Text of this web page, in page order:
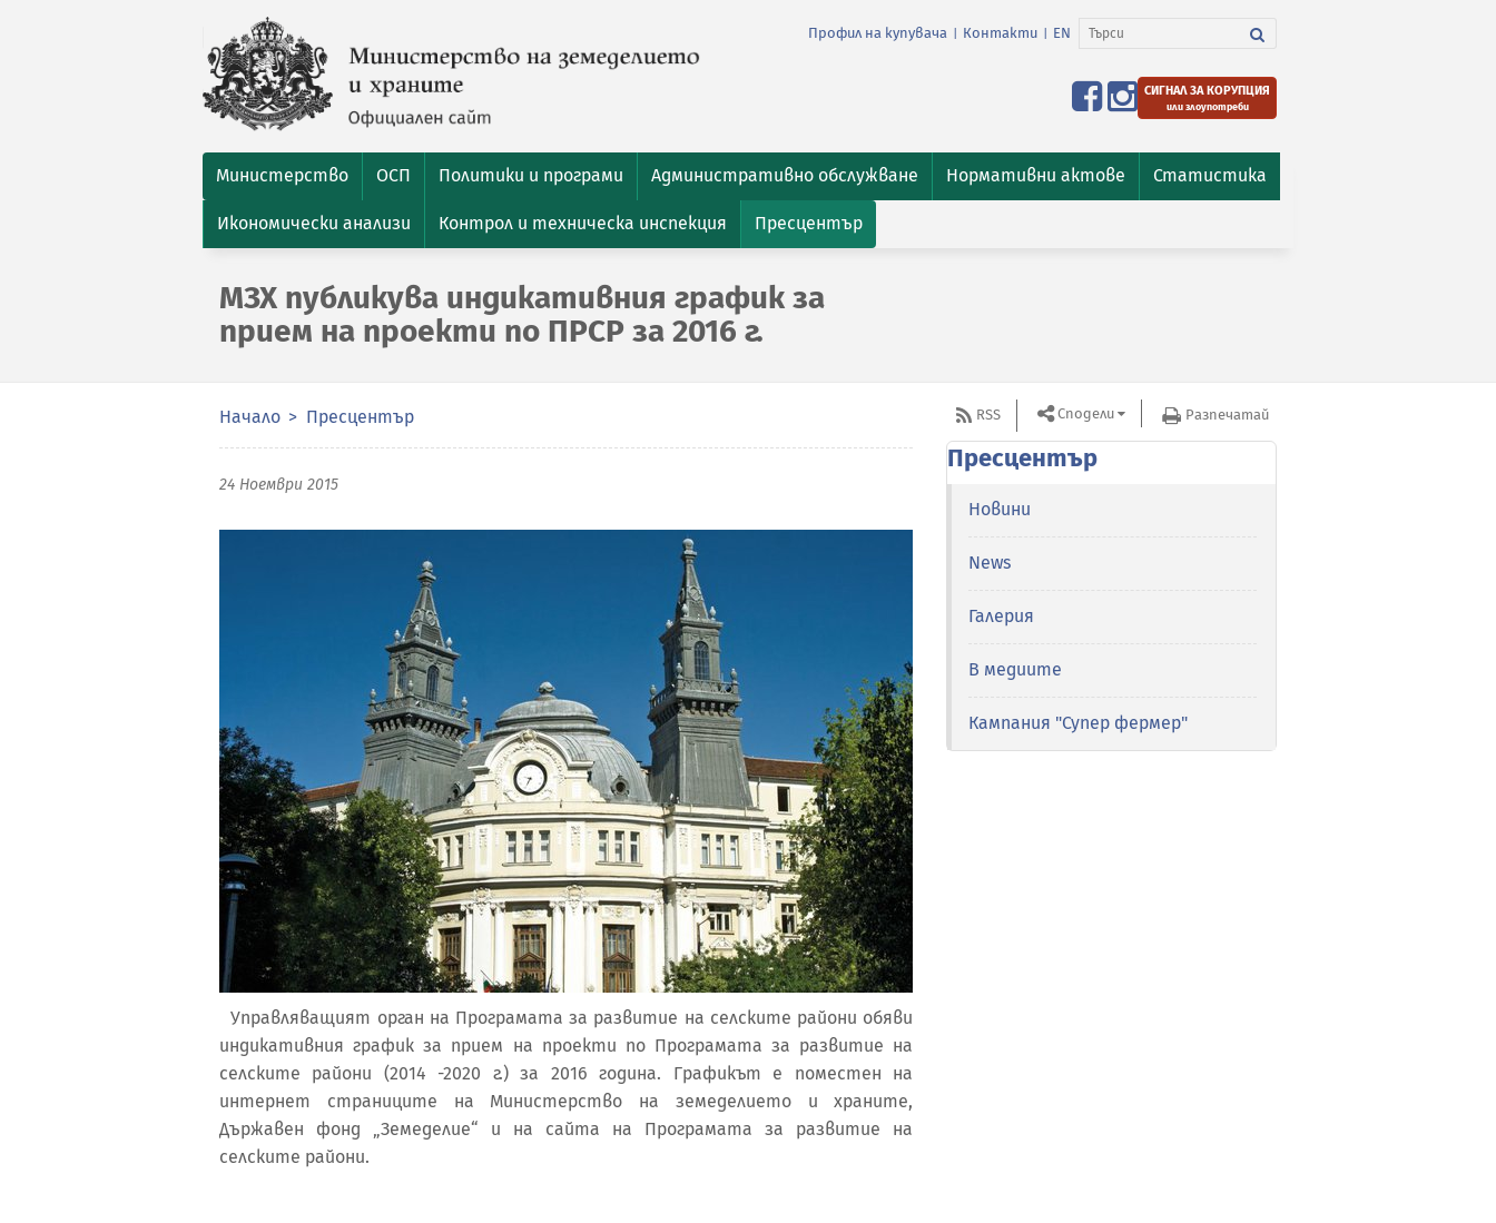
Профил на купувача Контакти EN
СИГНАЛ ЗА КОРУПЦИЯ
или злоупотреби
Министерство ОСП Политики и програми Административно обслужване Нормативни актове Статистика
Икономически анализи Контрол и техническа инспекция Пресцентър
МЗХ публикува индикативния график за
прием на проекти по ПРСР за 2016 г.
Начало Пресцентър
24 Ноември 2015
Управляващият орган на Програмата за развитие на селските райони обяви
индикативния график за прием на проекти по Програмата за развитие на
селските райони (2014 -2020 г.) за 2016 година. Графикът е поместен на
интернет страниците на Министерство на земеделието и храните,
Държавен фонд „Земеделие“ и на сайта на Програмата за развитие на
селските райони.
RSS Сподели Разпечатай
Пресцентър
Новини
News
Галерия
В медиите
Кампания "Супер фермер"